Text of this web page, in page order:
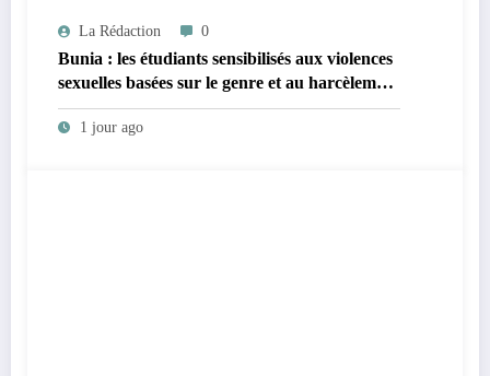
La Rédaction 0
Bunia : les étudiants sensibilisés aux violences
sexuelles basées sur le genre et au harcèlement
sexuel en milieu universitaire
1 jour ago